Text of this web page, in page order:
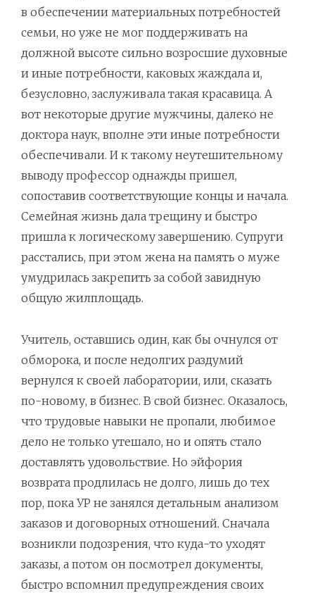
в обеспечении материальных потребностей
семьи, но уже не мог поддерживать на
должной высоте сильно возросшие духовные
и иные потребности, каковых жаждала и,
безусловно, заслуживала такая красавица. А
вот некоторые другие мужчины, далеко не
доктора наук, вполне эти иные потребности
обеспечивали. И к такому неутешительному
выводу профессор однажды пришел,
сопоставив соответствующие концы и начала.
Семейная жизнь дала трещину и быстро
пришла к логическому завершению. Супруги
расстались, при этом жена на память о муже
умудрилась закрепить за собой завидную
общую жилплощадь.
Учитель, оставшись один, как бы очнулся от
обморока, и после недолгих раздумий
вернулся к своей лаборатории, или, сказать
по-новому, в бизнес. В свой бизнес. Оказалось,
что трудовые навыки не пропали, любимое
дело не только утешало, но и опять стало
доставлять удовольствие. Но эйфория
возврата продлилась не долго, лишь до тех
пор, пока УР не занялся детальным анализом
заказов и договорных отношений. Сначала
возникли подозрения, что куда-то уходят
заказы, а потом он посмотрел документы,
быстро вспомнил предупреждения своих